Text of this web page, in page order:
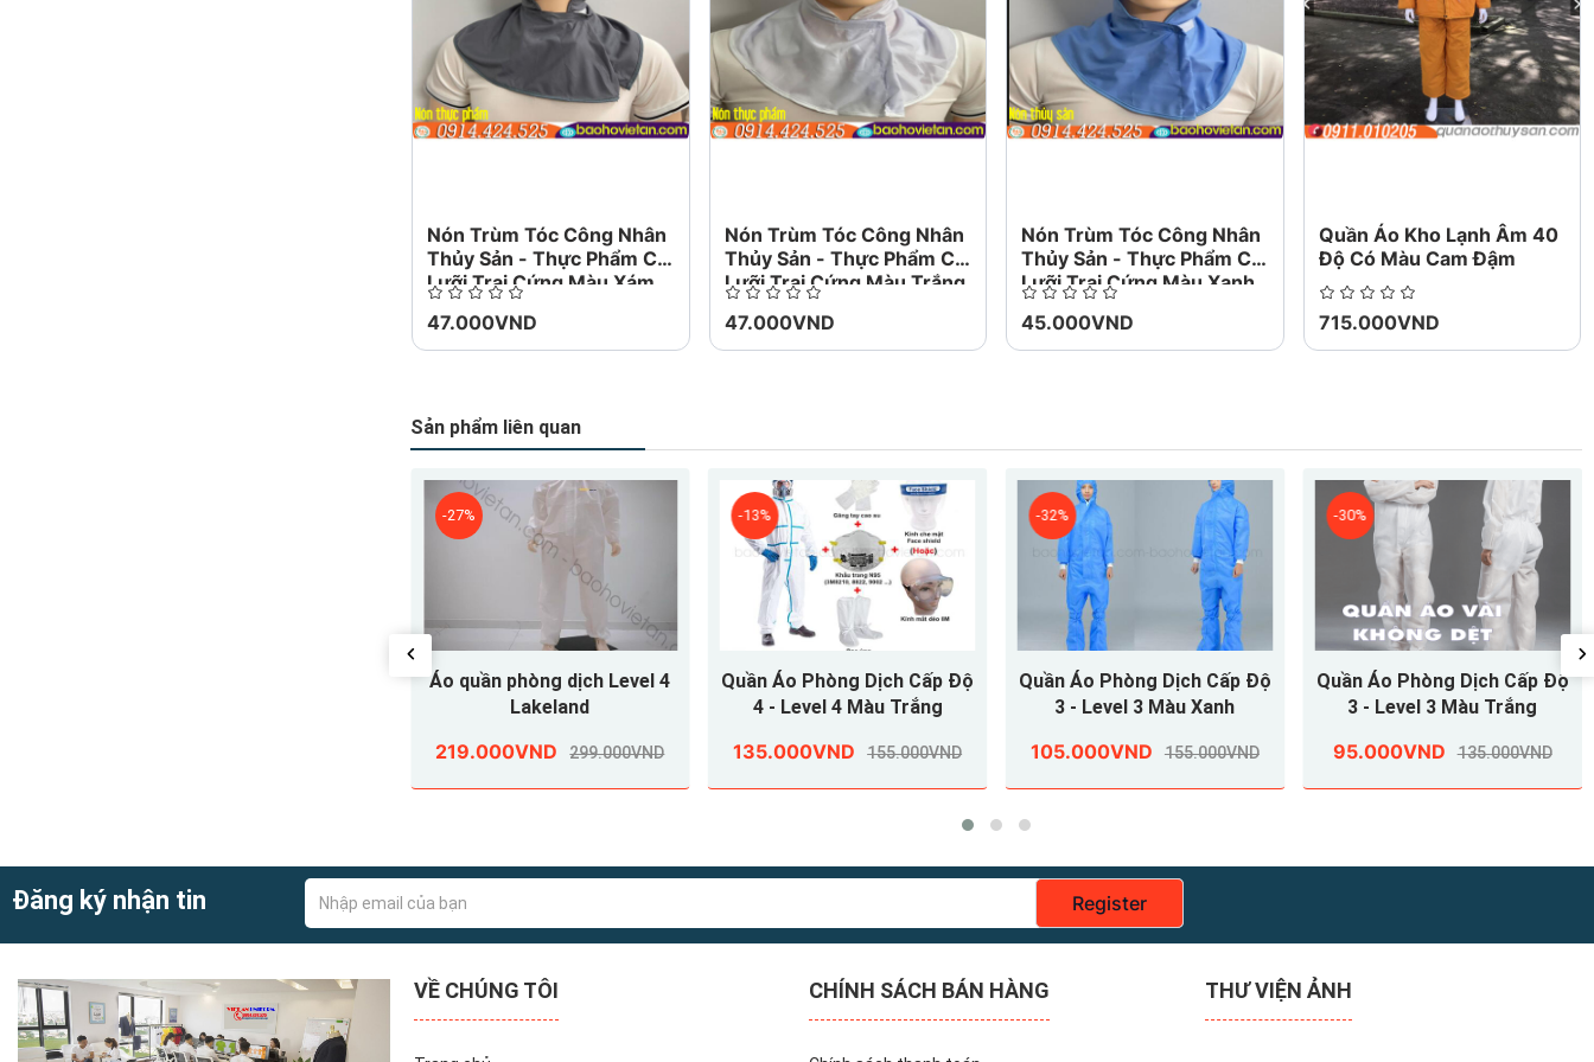
mô tả, người mua thanh toán chi phí vận chuyển trả hàng lại, hoặc giữ sản phẩm và đồng ý hoàn trả tiền
với người bán.
Các bảo hành của người bán: Giao hàng đúng giờ - Hàng mới 100% chưa qua sử dụng - Hàng cam kết
giống mẫu 100%.
Bảo hộ người mua: Hoàn trả tiền đầy đủ nếu bạn không nhận được món hàng của bạn Hoàn tiền Toàn bộ
Nón Trùm Tóc Công Nhân
Thủy Sản - Thực Phẩm Có
Lưỡi Trai Cứng Màu Xám
47.000VND
Nón Trùm Tóc Công Nhân
Thủy Sản - Thực Phẩm Có
Lưỡi Trai Cứng Màu Trắng
47.000VND
Nón Trùm Tóc Công Nhân
Thủy Sản - Thực Phẩm Có
Lưỡi Trai Cứng Màu Xanh
Biển
45.000VND
Quần Áo Kho Lạnh Âm 40
Độ Có Màu Cam Đậm
715.000VND
Sản phẩm liên quan
-27%
Áo quần phòng dịch Level 4
Lakeland
219.000VND 299.000VND
-13%
Quần Áo Phòng Dịch Cấp Độ
4 - Level 4 Màu Trắng
135.000VND 155.000VND
-32%
Quần Áo Phòng Dịch Cấp Độ
3 - Level 3 Màu Xanh
105.000VND 155.000VND
-30%
Quần Áo Phòng Dịch Cấp Độ
3 - Level 3 Màu Trắng
95.000VND 135.000VND
Đăng ký nhận tin Register
VỀ CHÚNG TÔI CHÍNH SÁCH BÁN HÀNG THƯ VIỆN ẢNH